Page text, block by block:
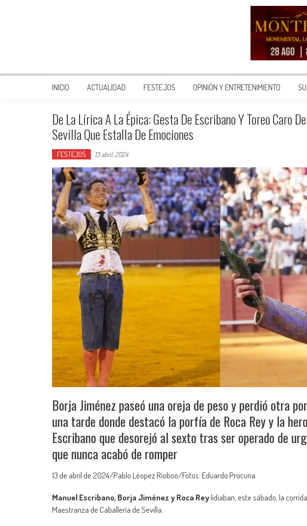
INICIO ACTUALIDAD FESTEJOS OPINIÓN Y ENTRETENIMIENTO
De La Lírica A La Épica: Gesta De Escribano Y Toreo Caro
Sevilla Que Estalla De Emociones
FESTEJOS 13 abril, 2024
Borja Jiménez paseó una oreja de peso y perdió otra
una tarde donde destacó la porfía de Roca Rey y la
Escribano que desorejó al sexto tras ser operado de
que nunca acabó de romper
13 de abril de 2024/Pablo Léopez Rioboo/Fotos: Eduardo Procuna
Manuel Escribano, Borja Jiménez y Roca Reylidiaban, este sábado, la
Maestranza de Caballería de Sevilla.